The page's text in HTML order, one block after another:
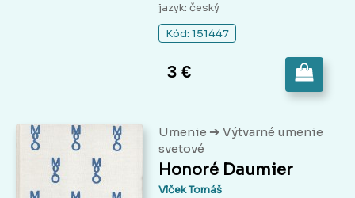
jazyk: český
Kód: 151447
3 €
Umenie ➔ Výtvarné umenie
svetové
Honoré Daumier
Vlček Tomáš